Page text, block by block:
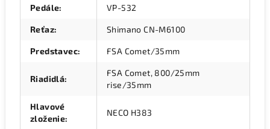
Pedále: VP-532
Reťaz: Shimano CN-M6100
Predstavec: FSA Comet/35mm
Riadidlá:
FSA Comet, 800/25mm
rise/35mm
Hlavové
zloženie:
NECO H383